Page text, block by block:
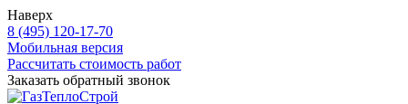
Наверх
8 (495) 120-17-70
Мобильная версия
Рассчитать стоимость работ
Заказать обратный звонок